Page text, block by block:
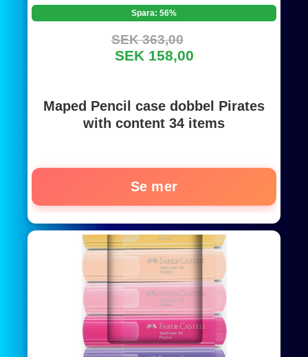
Spara: 56%
SEK 363,00
SEK 158,00
Maped Pencil case dobbel Pirates
with content 34 items
Se mer